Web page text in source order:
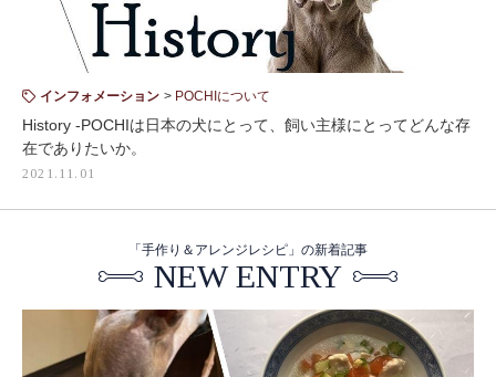
インフォメーション POCHIについて
History -POCHIは日本の犬にとって、飼い主様にとってどんな存
在でありたいか。
2021.11.01
「手作り＆アレンジレシピ」の新着記事
NEW ENTRY